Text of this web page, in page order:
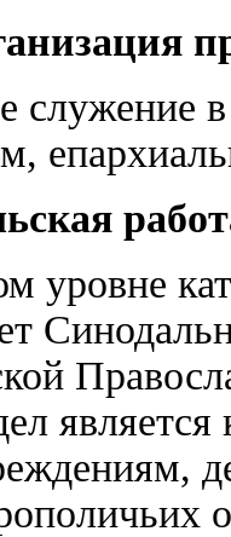
служение
уровне